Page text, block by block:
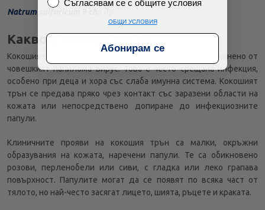
Natrum sulfuricum 9 ch
Какво е кокоши трън?
Кокошият трън е вирусно заболяване на кожата, причинено от
човешкият папилома вирус. Това е често срещана инфекция,
особено при деца и хора със слаба имунна система. Кокошият
трън се предава пряко чрез контакт със заразени области на
кожата или непосредствено допиране до инфекциозните
папули.
Клиничните прояви на кокошия трън са малки, окръжни
образувания на кожата, наречени папули. Те са обикновено
розови, перленобели или сиви, с гладка или леко грапава
повърхност. Папулите могат да се появят по всяка част от
тялото, но най-често засягат лицето, шията, ръцете и краката.
Съгласявам се с общите условия
ОБЩИ УСЛОВИЯ
Абонирам се